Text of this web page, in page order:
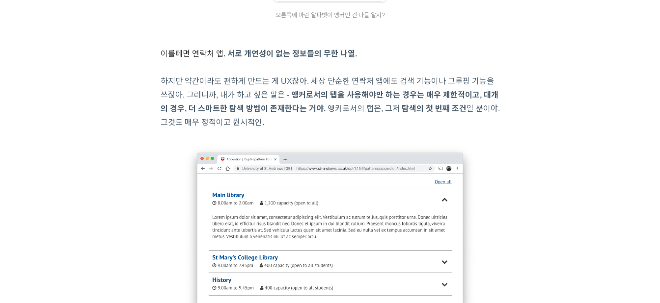
오른쪽에 파란 알파벳이 앵커인 건 다들 알지?
이를테면 연락처 앱. 서로 개연성이 없는 정보들의 무한 나열.
하지만 약간이라도 편하게 만드는 게 UX잖아. 세상 단순한 연락처 앱에도 검색 기능이나 그루핑 기능을
쓰잖아. 그러니까, 내가 하고 싶은 말은 - 앵커로서의 탭을 사용해야만 하는 경우는 매우 제한적이고, 대개
의 경우, 더 스마트한 탐색 방법이 존재한다는 거야. 앵커로서의 탭은, 그저 탐색의 첫 번째 조건일 뿐이야.
그것도 매우 정적이고 원시적인.